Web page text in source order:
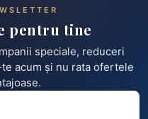
pentru tine
speciale, reduceri
acum și nu rata ofertele